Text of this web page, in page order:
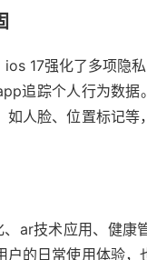
17强化了多项隐
追踪个人行为数
人脸、位置标记
ar技术应用、健
的日常使用体验，